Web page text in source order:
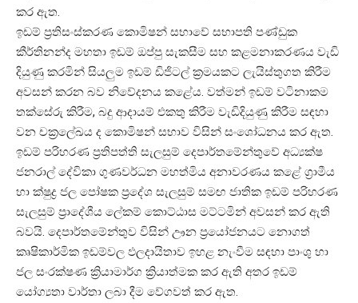
කර ඇත.
ඉඩම් ප්‍රතිසංස්කරණ කොමිෂන් සභාවේ සභාපති පණ්ඩුක
කීර්තිනන්ද මහතා ඉඩම් ඔප්පු සැකසීම සහ කළමනාකරණය වැඩි
දියුණු කරමින් සියලුම ඉඩම් ඩිජිටල් ක්‍රමයකට ලැයිස්තුගත කිරීම
අවසන් කරන බව නිවේදනය කළේය. වත්මන් ඉඩම් වටිනාකම
තක්සේරු කිරීම, බදු ආදායම් එකතු කිරීම වැඩිදියුණු කිරීම සඳහා
වන චක්‍රලේඛය ද කොමිෂන් සභාව විසින් සංශෝධනය කර ඇත.
ඉඩම් පරිහරණ ප්‍රතිපත්ති සැලසුම් දෙපාර්තමේන්තුවේ අධ්‍යක්ෂ
ජනරාල් දේවිකා ගුණවර්ධන මහත්මිය අනාවරණය කළේ ග්‍රාමීය
හා ක්ෂුද්‍ර ජල පෝෂක ප්‍රදේශ සැලසුම් සමඟ ජාතික ඉඩම් පරිහරණ
සැලසුම් ප්‍රාදේශීය ලේකම් කොට්ඨාස මට්ටමින් අවසන් කර ඇති
බවයි. දෙපාර්තමේන්තුව විසින් ඌන ප්‍රයෝජනයට නොගත්
කෘෂිකාර්මික ඉඩම්වල ඵලදායිතාව ඉහළ නැංවීම සඳහා පාංශු හා
ජල සංරක්ෂණ ක්‍රියාමාර්ග ක්‍රියාත්මක කර ඇති අතර ඉඩම්
යෝග්‍යතා වාර්තා ලබා දීම වේගවත් කර ඇත.